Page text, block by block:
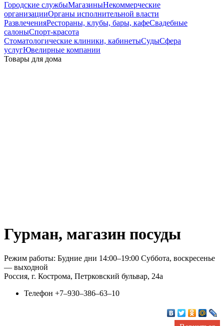
Городские службыМагазиныНекоммерческие
организацииОрганы исполнительной власти
РазвлеченияРестораны, клубы, бары, кафеСвадебные
салоныСпорт-красота
Стоматологические клиники, кабинетыСудыСфера
услугЮвелирные компании
Товары для дома
Гурман, магазин посуды
Режим работы: Будние дни 14:00–19:00 Суббота, воскресенье
— выходной
Россия, г. Кострома, Петрковский бульвар, 24а
Телефон +7‒930‒386‒63‒10